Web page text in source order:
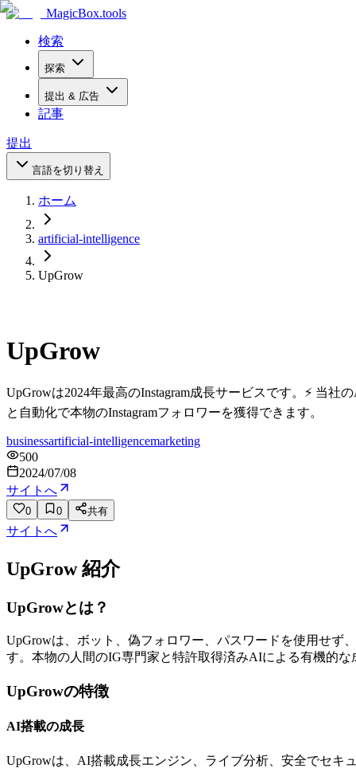
MagicBox.tools
検索
探索
提出 & 広告
記事
提出
言語を切り替え
ホーム
artificial-intelligence
UpGrow
UpGrow
UpGrowは2024年最高のInstagram成長サービスです。⚡ 当
と自動化で本物のInstagramフォロワーを獲得できます。
businessartificial-intelligencemarketing
500
2024/07/08
サイトへ
0 0 共有
サイトへ
UpGrow 紹介
UpGrowとは？
UpGrowは、ボット、偽フォロワー、パスワードを使用せず
す。本物の人間のIG専門家と特許取得済みAIによる有機的
UpGrowの特徴
AI搭載の成長
UpGrowは、AI搭載成長エンジン、ライブ分析、安全でセキ